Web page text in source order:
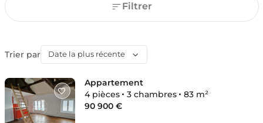
Filtrer
Trier par Date la plus récente
Appartement
4 pièces
3 chambres
83 m²
90 900 €